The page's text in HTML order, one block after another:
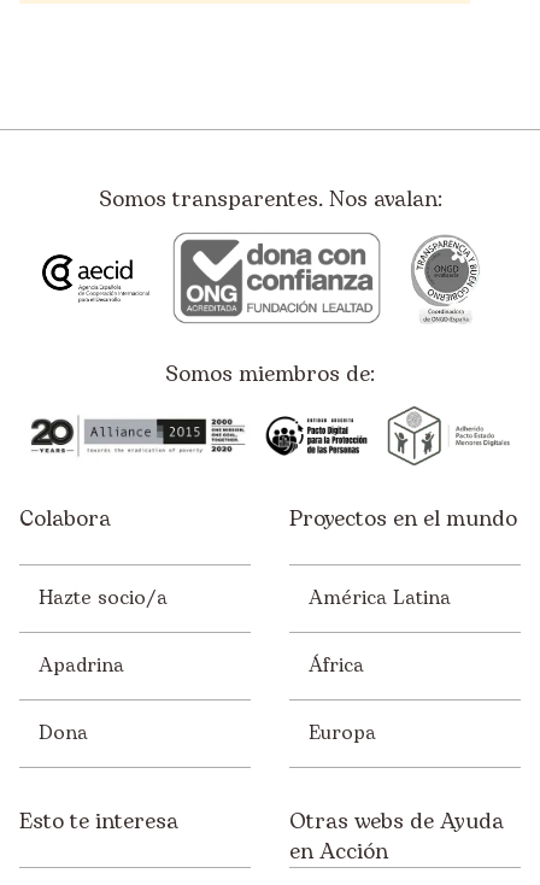
Somos transparentes. Nos avalan:
Somos miembros de:
Colabora
Hazte socio/a
Apadrina
Dona
Proyectos en el mundo
América Latina
África
Europa
Esto te interesa
Otras webs de Ayuda
en Acción